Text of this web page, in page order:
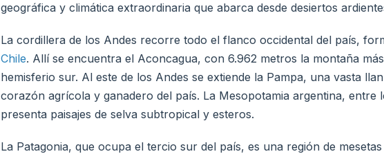
geográfica y climática extraordinaria que abarca desde desiertos
La cordillera de los Andes recorre todo el flanco occidental del país,
Chile. Allí se encuentra el Aconcagua, con 6.962 metros la montaña
hemisferio sur. Al este de los Andes se extiende la Pampa, una vasta
corazón agrícola y ganadero del país. La Mesopotamia argentina, entre
presenta paisajes de selva subtropical y esteros.
La Patagonia, que ocupa el tercio sur del país, es una región de